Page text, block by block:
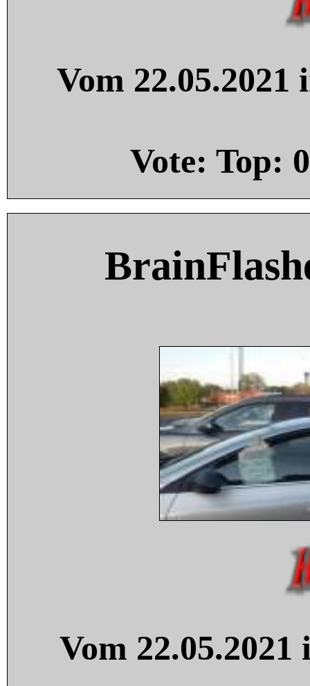
Vom
Vote: Top: 0
Vom